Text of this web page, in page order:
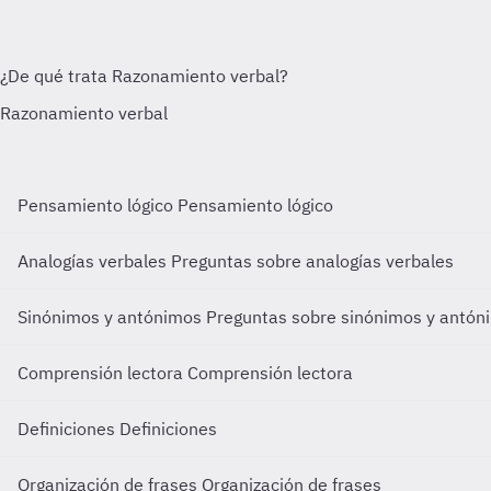
Pensamiento lógico Pensamiento lógico
Analogías verbales Preguntas sobre analogías verbales
Sinónimos y antónimos Preguntas sobre sinónimos y
Comprensión lectora Comprensión lectora
Definiciones Definiciones
Organización de frases Organización de frases